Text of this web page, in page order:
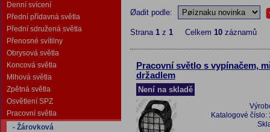
Denní svícení
Přední přídavná světla
Přední sdružená světla
Přenosné svítilny
Obrysová světla
Koncová světla
Mlhová světla
Zpětná světla
Osvětlení SPZ
Pracovní světla
- Žárovková
Øadit podle:
Strana 1z 1Celkem 10záznamů
Pracovní světlo s vypínačem,
držadlem
Není na skladě
Katalogové číslo: